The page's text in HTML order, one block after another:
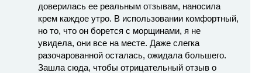
доверилась ее реальным отзывам, наносила
крем каждое утро. В использовании комфортный,
но то, что он борется с морщинами, я не
увидела, они все на месте. Даже слегка
разочарованной осталась, ожидала большего.
Зашла сюда, чтобы отрицательный отзыв о